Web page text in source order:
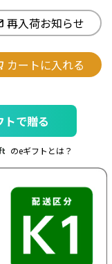
再入荷お知らせ
カートに入れる
で贈る
のeギフトとは？